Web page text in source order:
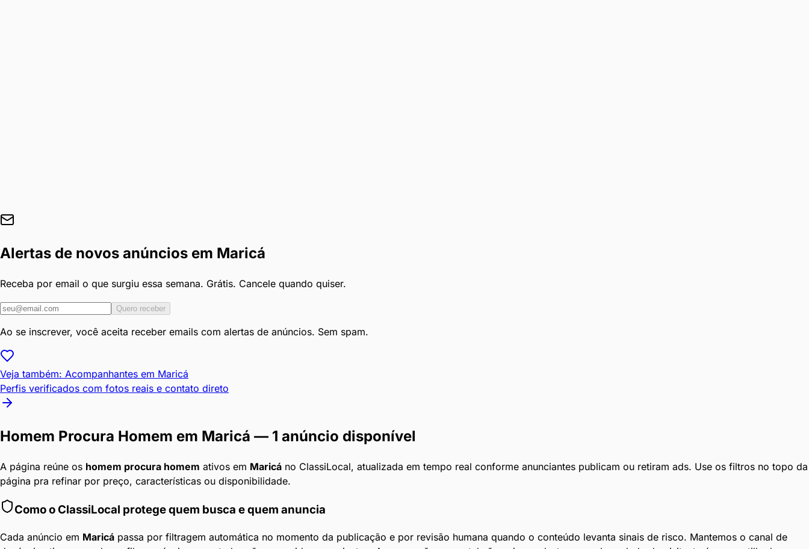
Alertas de novos anúncios em Maricá
Receba por email o que surgiu essa semana. Grátis. Cancele quando quiser.
Quero receber
Ao se inscrever, você aceita receber emails com alertas de anúncios. Sem spam.
Veja também: Acompanhantes em Maricá
Perfis verificados com fotos reais e contato direto
Homem Procura Homem em Maricá — 1 anúncio disponível
A página reúne os homem procura homem ativos em Maricá no ClassiLocal, atualizada em tempo real conforme anunciantes publicam ou retiram ads. Use os filtros no topo da
página pra refinar por preço, características ou disponibilidade.
Como o ClassiLocal protege quem busca e quem anuncia
Cada anúncio em Maricá passa por filtragem automática no momento da publicação e por revisão humana quando o conteúdo levanta sinais de risco. Mantemos o canal de